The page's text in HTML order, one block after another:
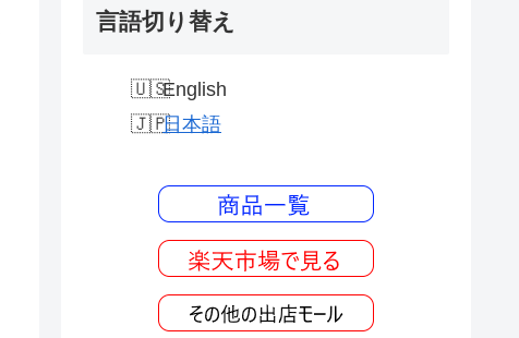
言語切り替え
English
日本語